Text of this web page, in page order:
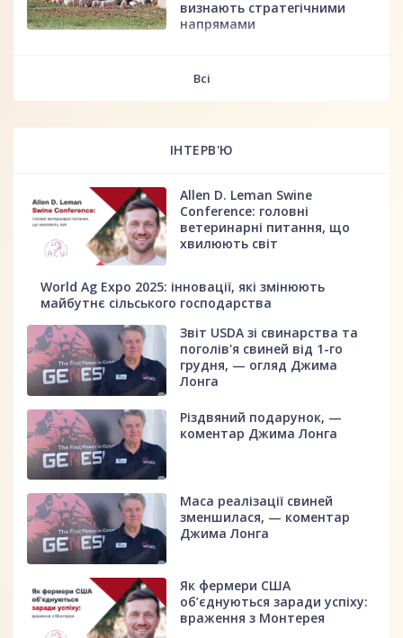
визнають стратегічними
напрямами
Всі
ІНТЕРВ'Ю
Allen D. Leman Swine
Conference: головні
ветеринарні питання, що
хвилюють світ
World Ag Expo 2025: інновації, які змінюють
майбутнє сільського господарства
Звіт USDA зі свинарства та
поголів'я свиней від 1-го
грудня, — огляд Джима
Лонга
Різдвяний подарунок, —
коментар Джима Лонга
Маса реалізації свиней
зменшилася, — коментар
Джима Лонга
Як фермери США
об’єднуються заради успіху:
враження з Монтерея